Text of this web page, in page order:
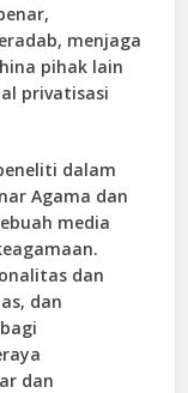
menjaga
pihak lain
privatisasi
dalam
Agama dan
media
dan
dan
dan